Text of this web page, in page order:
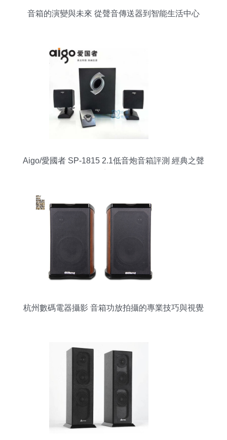
音箱的演變與未來 從聲音傳送器到智能生活中心
Aigo/愛國者 SP-1815 2.1低音炮音箱評測 經典之聲
杭州數碼電器攝影 音箱功放拍攝的專業技巧與視覺